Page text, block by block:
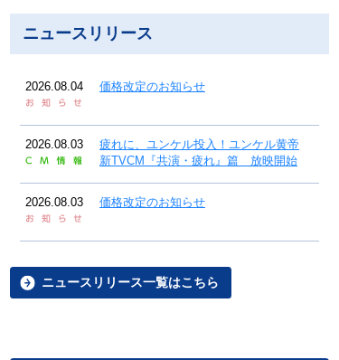
ニュースリリース
2026.08.04 価格改定のお知らせ
2026.08.03
疲れに、ユンケル投入！ユンケル黄帝
新TVCM『共演・疲れ』篇 放映開始
2026.08.03 価格改定のお知らせ
ニュースリリース一覧はこちら